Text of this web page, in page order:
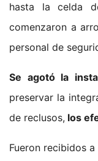
hasta la celda
comenzaron a
personal de
Se agotó la
preservar la
de reclusos, los
Fueron recibidos